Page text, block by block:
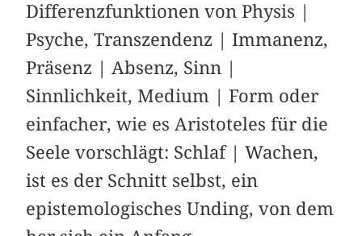
Differenzfunktionen von Physis |
Psyche, Transzendenz | Immanenz,
Präsenz | Absenz, Sinn |
Sinnlichkeit, Medium | Form oder
einfacher, wie es Aristoteles für die
Seele vorschlägt: Schlaf | Wachen,
ist es der Schnitt selbst, ein
epistemologisches Unding, von dem